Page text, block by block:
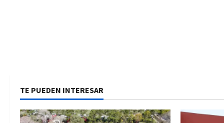
TE PUEDEN INTERESAR